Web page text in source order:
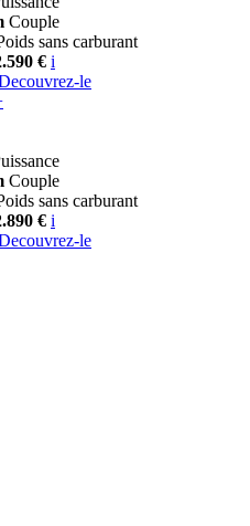
Couple
sans carburant
€ i
le
Couple
sans carburant
€ i
le